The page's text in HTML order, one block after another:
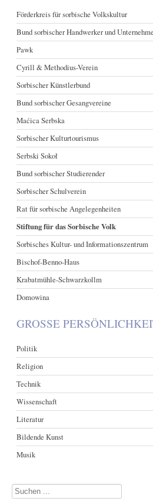
Förderkreis für sorbische Volkskultur
Bund sorbischer Handwerker und
Pawk
Cyrill & Methodius-Verein
Sorbischer Künstlerbund
Bund sorbischer Gesangvereine
Maćica Serbska
Sorbischer Kulturtourismus
Serbski Sokoł
Bund sorbischer Studierender
Sorbischer Schulverein
Rat für sorbische Angelegenheiten
Stiftung für das Sorbische Volk
Sorbisches Kultur- und Informationszentrum
Bischof-Benno-Haus
Krabatmühle-Schwarzkollm
Domowina
GROSSE
Politik
Religion
Technik
Wissenschaft
Literatur
Bildende Kunst
Musik
Suchen